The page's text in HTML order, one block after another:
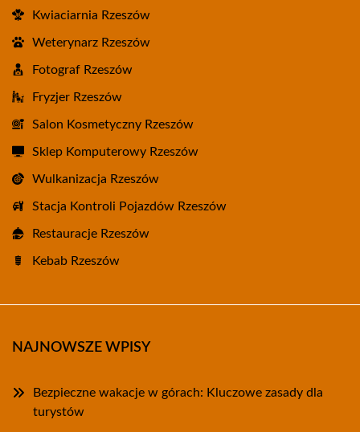
Kwiaciarnia Rzeszów
Weterynarz Rzeszów
Fotograf Rzeszów
Fryzjer Rzeszów
Salon Kosmetyczny Rzeszów
Sklep Komputerowy Rzeszów
Wulkanizacja Rzeszów
Stacja Kontroli Pojazdów Rzeszów
Restauracje Rzeszów
Kebab Rzeszów
NAJNOWSZE WPISY
Bezpieczne wakacje w górach: Kluczowe zasady dla
turystów